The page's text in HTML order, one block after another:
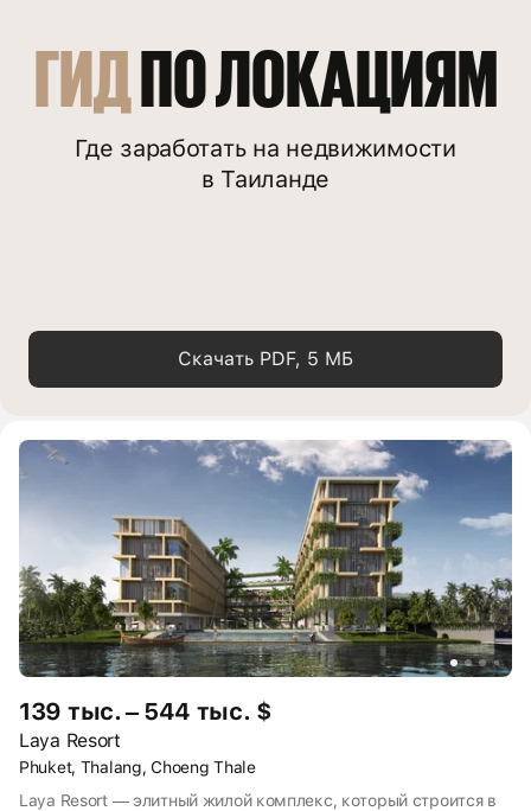
Банг Тао и Сурин — 10 минут.
ГИД ПО ЛОКАЦИЯМ
Где заработать на недвижимости
в Таиланде
Скачать PDF, 5 МБ
139 тыс. – 544 тыс. $
Laya Resort
Phuket, Thalang, Choeng Thale
Laya Resort — элитный жилой комплекс, который строится в